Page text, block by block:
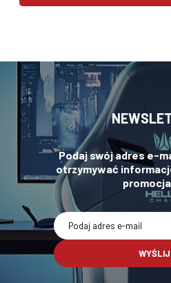
Podaj swój adres e-
otrzymywać
WYŚLIJ